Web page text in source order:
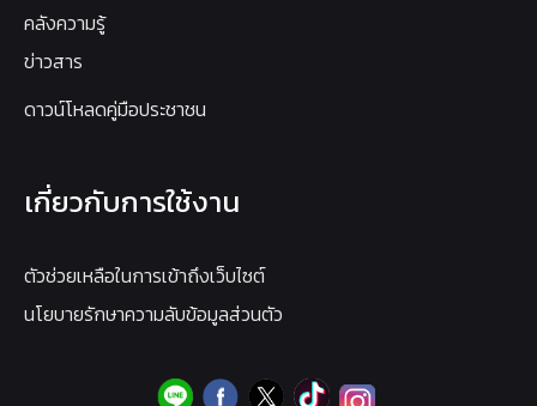
คลังความรู้
ข่าวสาร
ดาวน์โหลดคู่มือประชาชน
เกี่ยวกับการใช้งาน
ตัวช่วยเหลือในการเข้าถึงเว็บไซต์
นโยบายรักษาความลับข้อมูลส่วนตัว